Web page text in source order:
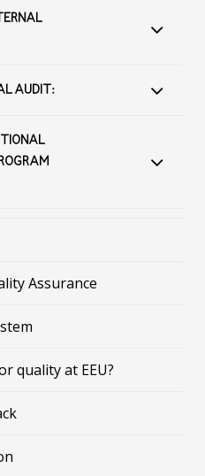
AUDIT:
Assurance
quality at EEU?